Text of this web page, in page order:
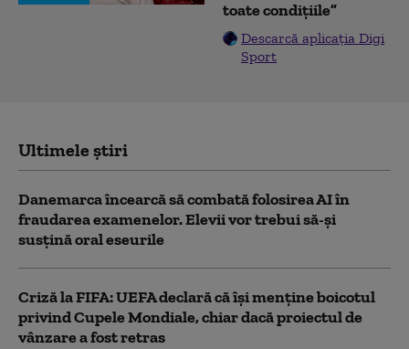
toate condițiile”
Descarcă aplicația Digi
Sport
Ultimele știri
Danemarca încearcă să combată folosirea AI în
fraudarea examenelor. Elevii vor trebui să-şi
susţină oral eseurile
Criză la FIFA: UEFA declară că îşi menţine boicotul
privind Cupele Mondiale, chiar dacă proiectul de
vânzare a fost retras